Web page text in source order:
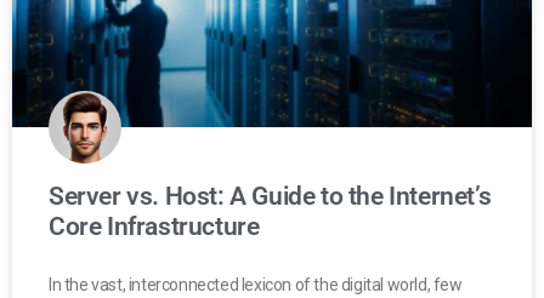
Server vs. Host: A Guide to the Internet’s
Core Infrastructure
In the vast, interconnected lexicon of the digital world, few